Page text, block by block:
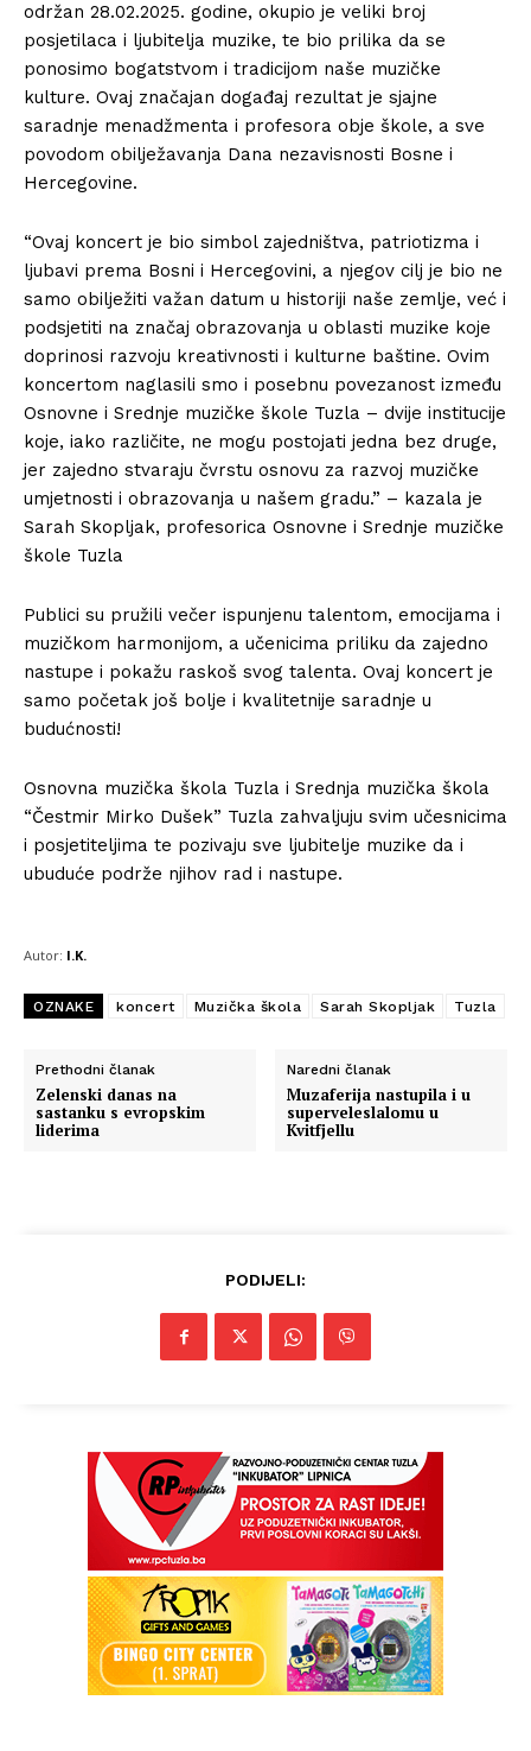
održan 28.02.2025. godine, okupio je veliki broj
posjetilaca i ljubitelja muzike, te bio prilika da se
ponosimo bogatstvom i tradicijom naše muzičke
kulture. Ovaj značajan događaj rezultat je sjajne
saradnje menadžmenta i profesora obje škole, a sve
povodom obilježavanja Dana nezavisnosti Bosne i
Hercegovine.
“Ovaj koncert je bio simbol zajedništva, patriotizma i
ljubavi prema Bosni i Hercegovini, a njegov cilj je bio ne
samo obilježiti važan datum u historiji naše zemlje, već i
podsjetiti na značaj obrazovanja u oblasti muzike koje
doprinosi razvoju kreativnosti i kulturne baštine. Ovim
koncertom naglasili smo i posebnu povezanost između
Osnovne i Srednje muzičke škole Tuzla – dvije institucije
koje, iako različite, ne mogu postojati jedna bez druge,
jer zajedno stvaraju čvrstu osnovu za razvoj muzičke
umjetnosti i obrazovanja u našem gradu.” – kazala je
Sarah Skopljak, profesorica Osnovne i Srednje muzičke
škole Tuzla
Publici su pružili večer ispunjenu talentom, emocijama i
muzičkom harmonijom, a učenicima priliku da zajedno
nastupe i pokažu raskoš svog talenta. Ovaj koncert je
samo početak još bolje i kvalitetnije saradnje u
budućnosti!
Osnovna muzička škola Tuzla i Srednja muzička škola
“Čestmir Mirko Dušek” Tuzla zahvaljuju svim učesnicima
i posjetiteljima te pozivaju sve ljubitelje muzike da i
ubuduće podrže njihov rad i nastupe.
Autor: I.K.
OZNAKE koncert Muzička škola Sarah Skopljak Tuzla
Prethodni članak
Zelenski danas na
sastanku s evropskim
liderima
Naredni članak
Muzaferija nastupila i u
superveleslalomu u
Kvitfjellu
PODIJELI: